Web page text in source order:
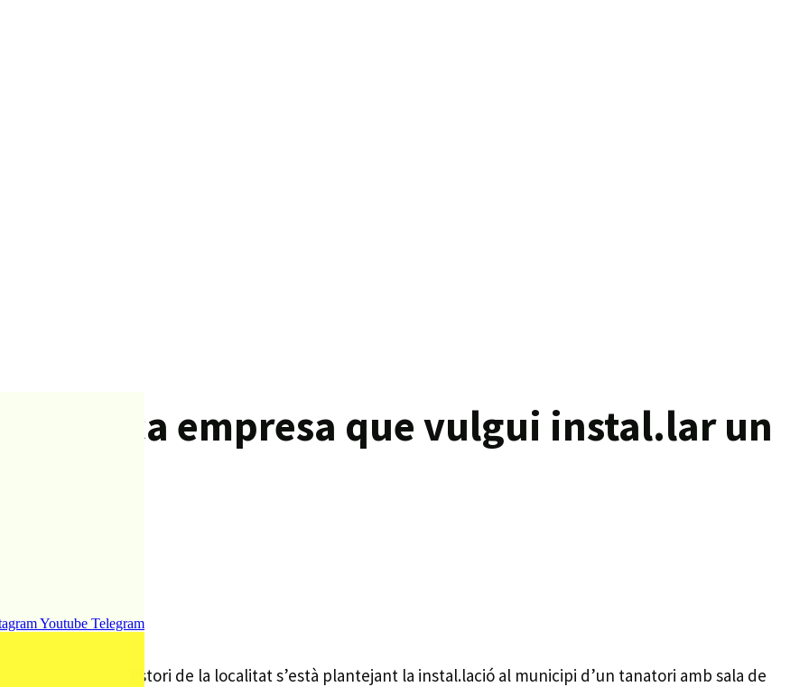
Youtube Telegram
busca empresa que vulgui instal.lar un
Campoy, el consistori de la localitat s’està plantejant la instal.lació al municipi d’un tanatori amb sala de